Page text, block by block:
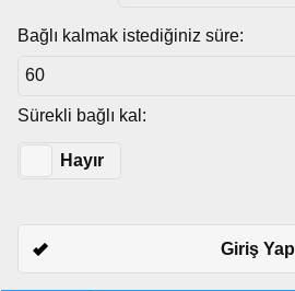
Bağlı kalmak istediğiniz süre:
Sürekli bağlı kal:
Hayır
Giriş Yap